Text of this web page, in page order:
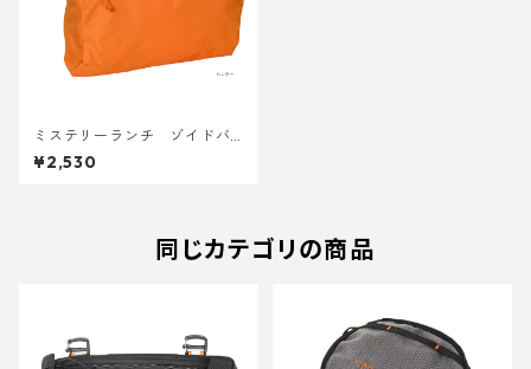
ミステリーランチ ゾイドバ
ッグL
¥2,530
同じカテゴリの商品